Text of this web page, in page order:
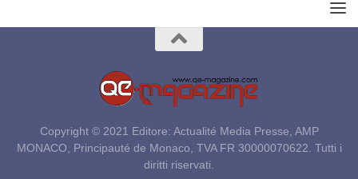
Copyright © 2021 Editore: Actualité Media Presse, AMP
MONACO, Principauté de Monaco, TVA FR 30000070622. Tutti i
diritti riservati.